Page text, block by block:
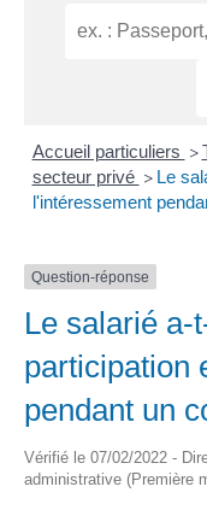
Accueil particuliers >
secteur privé > Le
l'intéressement
Question-réponse
Le salarié a-
participation
pendant un
Vérifié le 07/02/2022 -
administrative (Première